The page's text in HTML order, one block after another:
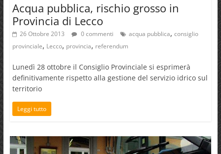
Acqua pubblica, rischio grosso in
Provincia di Lecco
26 Ottobre 2013 0 commenti acqua pubblica, consiglio
provinciale, Lecco, provincia, referendum
Lunedì 28 ottobre il Consiglio Provinciale si esprimerà
definitivamente rispetto alla gestione del servizio idrico sul
territorio
Leggi tutto